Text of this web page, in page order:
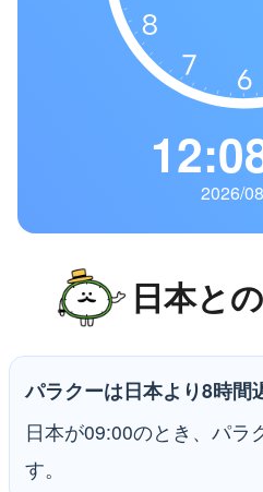
2026/
日本と
パラクーは日本より8時間
日本が09:00のとき、パラ
す。